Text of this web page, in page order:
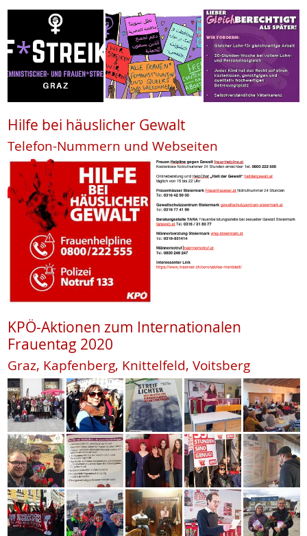
Hilfe bei häuslicher Gewalt
Telefon-Nummern und Webseiten
KPÖ-Aktionen zum Internationalen
Frauentag 2020
Graz, Kapfenberg, Knittelfeld, Voitsberg